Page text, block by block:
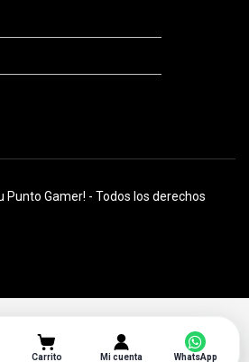
Punto Gamer! - Todos los derechos
Carrito Mi cuenta